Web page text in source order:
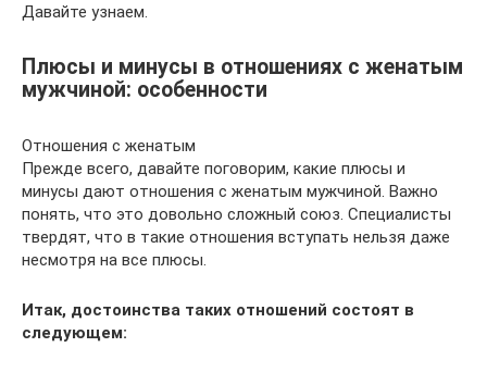
Давайте узнаем.
Плюсы и минусы в отношениях с женатым
мужчиной: особенности
Отношения с женатым
Прежде всего, давайте поговорим, какие плюсы и
минусы дают отношения с женатым мужчиной. Важно
понять, что это довольно сложный союз. Специалисты
твердят, что в такие отношения вступать нельзя даже
несмотря на все плюсы.
Итак, достоинства таких отношений состоят в
следующем: